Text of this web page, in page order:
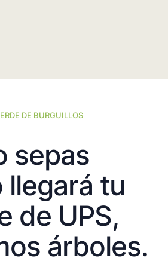
DE BURGUILLOS
sepas
llegará tu
de UPS,
árboles.